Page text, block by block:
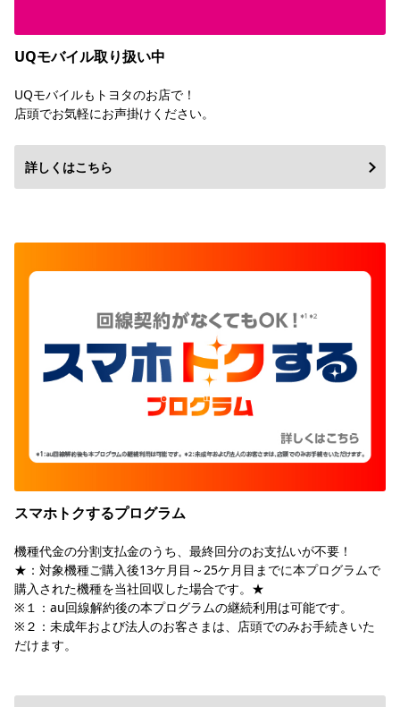
UQモバイル取り扱い中
UQモバイルもトヨタのお店で！
店頭でお気軽にお声掛けください。
詳しくはこちら
スマホトクするプログラム
機種代金の分割支払金のうち、最終回分のお支払いが不要！
★：対象機種ご購入後13ケ月目～25ケ月目までに本プログラムで
購入された機種を当社回収した場合です。★
※１：au回線解約後の本プログラムの継続利用は可能です。
※２：未成年および法人のお客さまは、店頭でのみお手続きいた
だけます。